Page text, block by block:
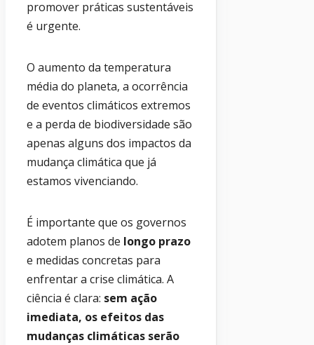
promover práticas sustentáveis
é urgente.
O aumento da temperatura
média do planeta, a ocorrência
de eventos climáticos extremos
e a perda de biodiversidade são
apenas alguns dos impactos da
mudança climática que já
estamos vivenciando.
É importante que os governos
adotem planos de longo prazo
e medidas concretas para
enfrentar a crise climática. A
ciência é clara: sem ação
imediata, os efeitos das
mudanças climáticas serão